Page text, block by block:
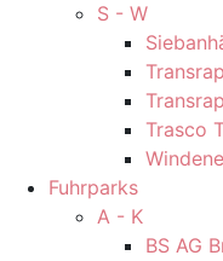
S - W
Trasco
Fuhrparks
A - K
BS AG